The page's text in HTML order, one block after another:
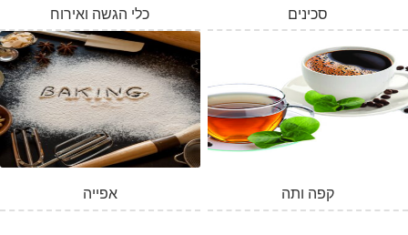
המלאי אזל
כלי הגשה ואירוח סכינים
אפייה קפה ותה